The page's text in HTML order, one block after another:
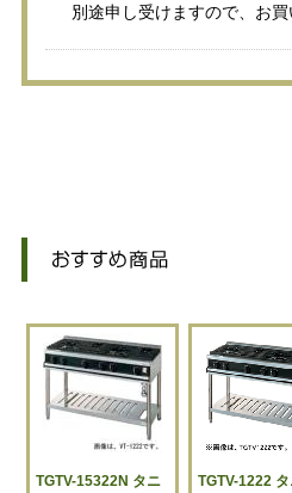
別途申し受けますので、お買
TGTV-15322N タニ
TGTV-1222 タ